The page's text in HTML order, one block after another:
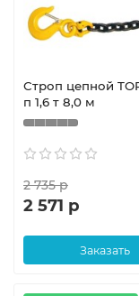
Строп цепной
п 1,6 т 8,0 м
2 735 р
2 571 р
Заказать